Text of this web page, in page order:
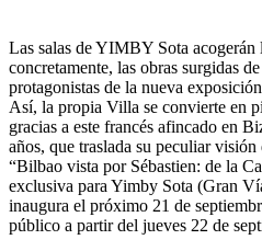
Las salas de YIMBY Sota acogerán
concretamente, las obras surgidas
protagonistas de la nueva
Así, la propia Villa se convierte en
gracias a este francés afincado en
años, que traslada su peculiar
“Bilbao vista por Sébastien: de la
exclusiva para Yimby Sota (Gran
inaugura el próximo 21 de
público a partir del jueves 22 de